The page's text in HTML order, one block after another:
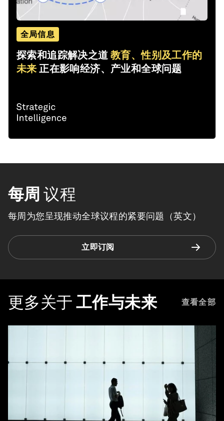
全局信息
探索和追踪解决之道教育、性别及工作的
未来 正在影响经济、产业和全球问题
每周 议程
每周为您呈现推动全球议程的紧要问题（英文）
立即订阅
更多关于 工作与未来 查看全部